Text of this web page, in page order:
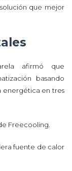
que mejor
afirmó que
basando
energética en tres
Freecooling.
fuente de calor